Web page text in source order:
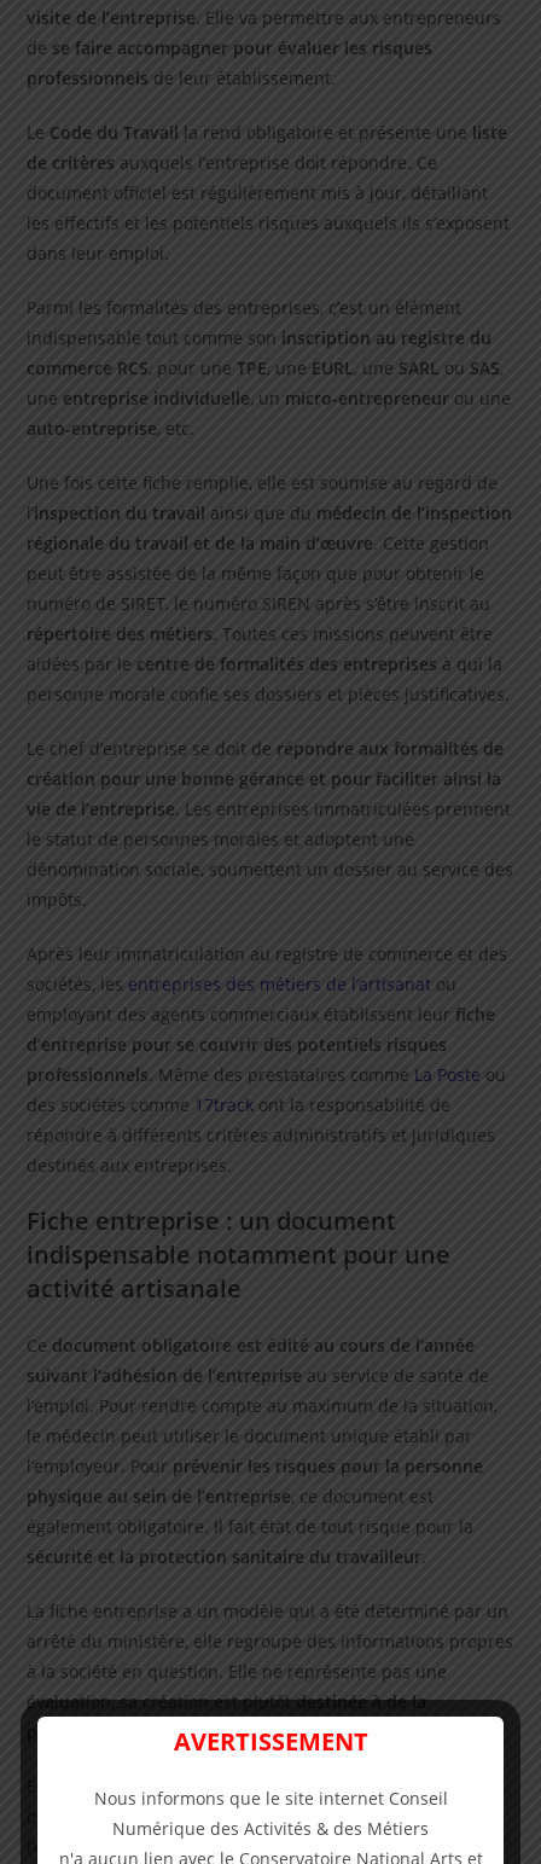
visite de l’entreprise. Elle va permettre aux entrepreneurs
de se faire accompagner pour évaluer les risques
professionnels de leur établissement.
Le Code du Travail la rend obligatoire et présente une liste
de critères auxquels l’entreprise doit répondre. Ce
document officiel est régulièrement mis à jour, détaillant
les effectifs et les potentiels risques auxquels ils s’exposent
dans leur emploi.
Parmi les formalités des entreprises, c’est un élément
indispensable tout comme son inscription au registre du
commerce RCS, pour uneTPE, une EURL, uneSARL ouSAS,
une entreprise individuelle, un micro-entrepreneur ou une
auto-entreprise, etc.
Une fois cette fiche remplie, elle est soumise au regard de
l’inspection du travail ainsi que du médecin de l’inspection
régionale du travail et de la main d’œuvre. Cette gestion
peut être assistée de la même façon que pour obtenir le
numéro de SIRET, le numéro SIREN après s’être inscrit au
répertoire des métiers. Toutes ces missions peuvent être
aidées par le centre de formalités des entreprises à qui la
personne morale confie ses dossiers et pièces justificatives.
Le chef d’entreprise se doit de répondre aux formalités de
création pour une bonne gérance et pour faciliter ainsi la
vie de l’entreprise. Les entreprises immatriculées prennent
le statut de personnes morales et adoptent une
dénomination sociale, soumettent un dossier au service des
impôts.
Après leur immatriculation au registre de commerce et des
sociétés, les entreprises des métiers de l’artisanat ou
employant des agents commerciaux établissent leur fiche
d’entreprise pour se couvrir des potentiels risques
professionnels. Même des prestataires comme La Poste ou
des sociétés comme 17track ont la responsabilité de
répondre à différents critères administratifs et juridiques
destinés aux entreprises.
Fiche entreprise : un document
indispensable notamment pour une
activité artisanale
Ce document obligatoire est édité au cours de l’année
suivant l’adhésion de l’entreprise au service de santé de
l’emploi. Pour rendre compte au maximum de la situation,
le médecin peut utiliser le document unique établi par
l’employeur. Pour prévenir les risques pour la personne
physique au sein de l’entreprise, ce document est
également obligatoire. Il fait état de tout risque pour la
sécurité et la protection sanitaire du travailleur.
La fiche entreprise a un modèle qui a été déterminé par un
arrêté du ministère, elle regroupe des informations propres
à la société en question. Elle ne représente pas une
évaluation, sa création est plutôtdestinée à de la
Elle découle d’échanges, de paramètres recueillis et d’une
observation soignée mise en place au cours de la visite de
l’espace de travail. Le médecin peut y apposer des
AVERTISSEMENT
Nous informons que le site internet Conseil
Numérique des Activités & des Métiers
n'a aucun lien avec le Conservatoire National Arts et